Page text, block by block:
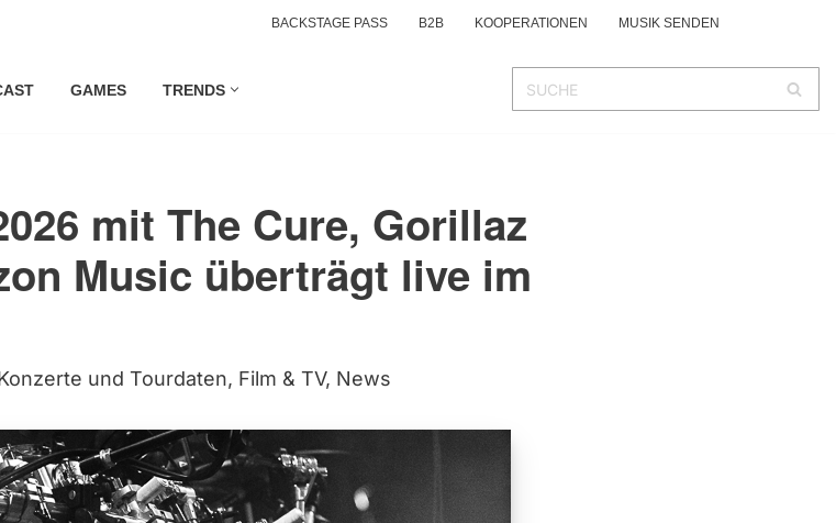
BACKSTAGE PASS B2B KOOPERATIONEN MUSIK SENDEN
GAMES TRENDS
mit The Cure, Gorillaz
Music überträgt live im
und Tourdaten, Film & TV, News